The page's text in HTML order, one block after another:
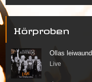
Hörproben
Ollas leiwaund
Live